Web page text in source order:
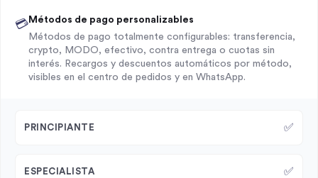
💳Métodos de pago personalizables
Métodos de pago totalmente configurables: transferencia,
crypto, MODO, efectivo, contra entrega o cuotas sin
interés. Recargos y descuentos automáticos por método,
visibles en el centro de pedidos y en WhatsApp.
PRINCIPIANTE ✅
ESPECIALISTA ✅